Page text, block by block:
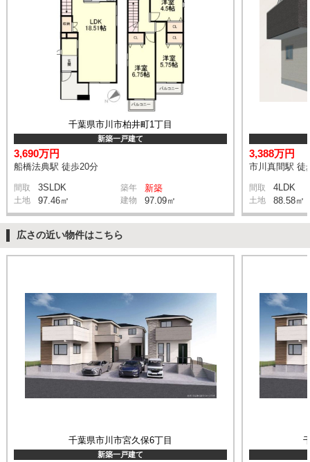
千葉県市川市柏井町1丁目
新築一戸建て
3,690万円
船橋法典駅 徒歩20分
間取 3SLDK 築年 新築
土地 97.46㎡ 建物 97.09㎡
3,388万円
市川真間駅 徒
間取 4LDK
土地 88.58㎡
広さの近い物件はこちら
千葉県市川市宮久保6丁目
新築一戸建て